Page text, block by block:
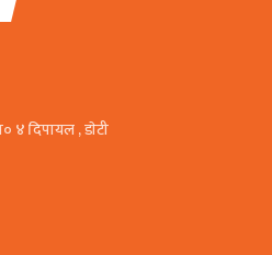
४ दिपायल , डाेटी